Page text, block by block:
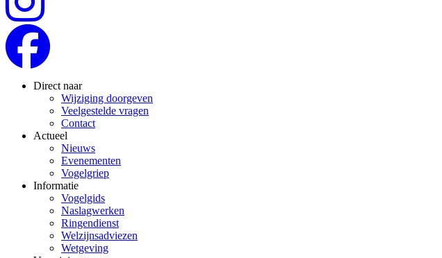
Direct naar
Wijziging doorgeven
Veelgestelde vragen
Contact
Actueel
Nieuws
Evenementen
Vogelgriep
Informatie
Vogelgids
Naslagwerken
Ringendienst
Welzijnsadviezen
Wetgeving